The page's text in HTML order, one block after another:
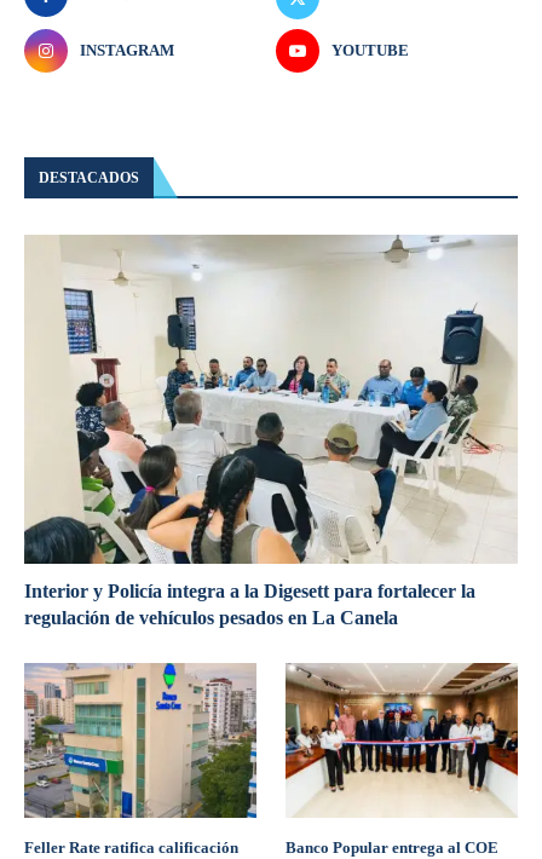
INSTAGRAM YOUTUBE
DESTACADOS
Interior y Policía integra a la Digesett para fortalecer la
regulación de vehículos pesados en La Canela
Feller Rate ratifica calificación
Banco Popular entrega al COE